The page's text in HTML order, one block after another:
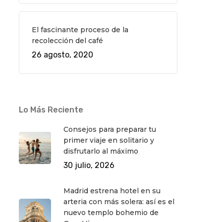
El fascinante proceso de la
recolección del café
26 agosto, 2020
Lo Más Reciente
Consejos para preparar tu
primer viaje en solitario y
disfrutarlo al máximo
30 julio, 2026
Madrid estrena hotel en su
arteria con más solera: así es el
nuevo templo bohemio de